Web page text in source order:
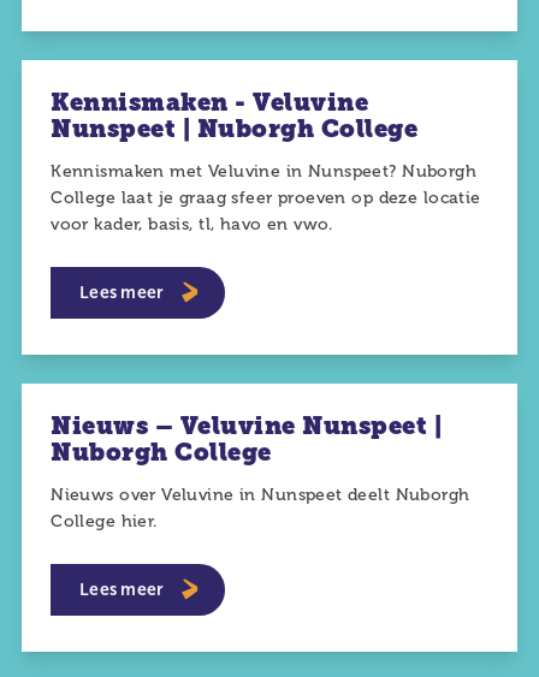
Kennismaken - Veluvine
Nunspeet | Nuborgh College
Kennismaken met Veluvine in Nunspeet? Nuborgh
College laat je graag sfeer proeven op deze locatie
voor kader, basis, tl, havo en vwo.
Lees meer
Nieuws – Veluvine Nunspeet |
Nuborgh College
Nieuws over Veluvine in Nunspeet deelt Nuborgh
College hier.
Lees meer